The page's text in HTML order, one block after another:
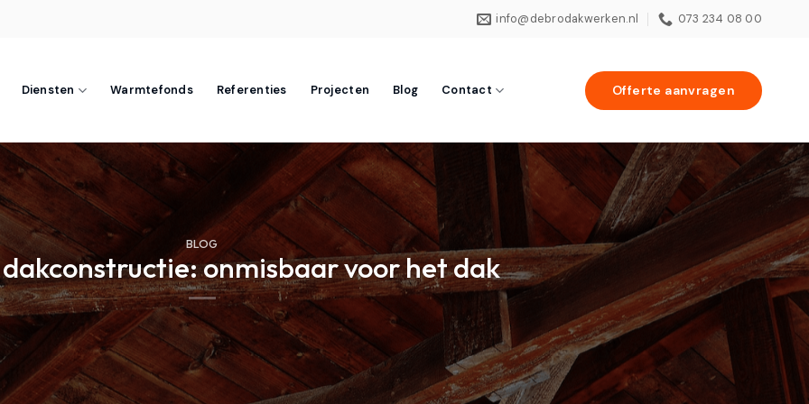
info@debrodakwerken.nl 073 234 08 00
Diensten Warmtefonds Referenties Projecten Blog Contact Offerte aanvragen
BLOG
onmisbaar voor het dak